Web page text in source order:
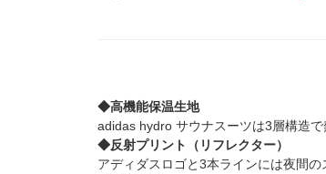
◆高機能保温生地
adidas hydro サウナスーツは3層構造
◆反射プリント（リフレクター）
アディダスロゴと3本ラインには夜間